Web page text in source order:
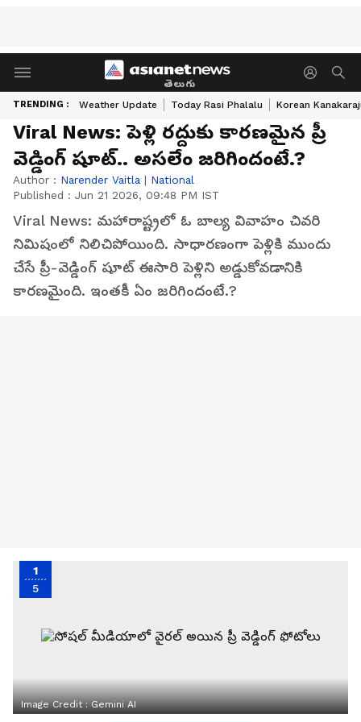
తెలుగు
TRENDING : Weather Update Today Rasi Phalalu Korean
Viral News: పెళ్లి రద్దుకు కారణమైన ప్రీ
వెడ్డింగ్ షూట్.. అసలేం జరిగిందంటే.?
Author : Narender Vaitla | National
Published : Jun 21 2026, 09:48 PM IST
Viral News: మహారాష్ట్రలో ఓ బాల్య వివాహం చివరి
నిమిషంలో నిలిచిపోయింది. సాధారణంగా పెళ్లికి ముందు
చేసే ప్రీ-వెడ్డింగ్ షూట్ ఈసారి పెళ్లిని అడ్డుకోవడానికి
కారణమైంది. ఇంతకీ ఏం జరిగిందంటే.?
1
5
Image Credit :Gemini AI